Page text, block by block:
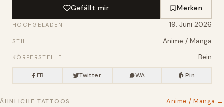
Gefällt mir Merken
HOCHGELADEN 19. Juni 2026
STIL Anime / Manga
KÖRPERSTELLE Bein
FB Twitter WA Pin
ÄHNLICHE TATTOOS Anime / Manga →